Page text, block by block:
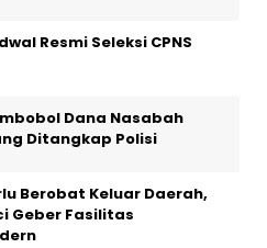
Resmi Seleksi CPNS
Dana Nasabah
Ditangkap Polisi
Berobat Keluar Daerah,
Geber Fasilitas